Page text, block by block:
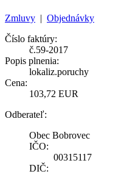
Zmluvy | Objednávky
Číslo faktúry:
č.59-2017
Popis plnenia:
lokaliz.poruchy
Cena:
103,72 EUR
Odberateľ:
Obec Bobrovec
IČO:
00315117
DIČ: